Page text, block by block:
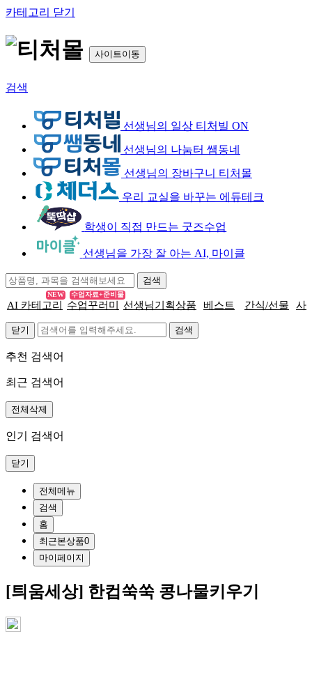
카테고리 닫기
사이트이동
검색
선생님의 일상 티처빌 ON
선생님의 나눔터 쌤동네
선생님의 장바구니 티처몰
우리 교실을 바꾸는 에듀테크
학생이 직접 만드는 굿즈수업
선생님을 가장 잘 아는 AI, 마이클
AI 카테고리
NEW
수업꾸러미
수업자료+준비물
선생님기획상품 베스트 간식/선물 사
닫기
추천 검색어
최근 검색어
전체삭제
인기 검색어
닫기
전체메뉴
검색
홈
최근본상품0
마이페이지
[틔움세상] 한컵쑥쑥 콩나물키우기